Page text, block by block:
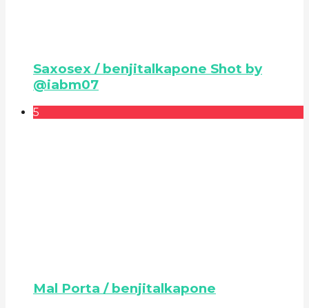
Saxosex / benjitalkapone Shot by
@iabm07
5
Mal Porta / benjitalkapone